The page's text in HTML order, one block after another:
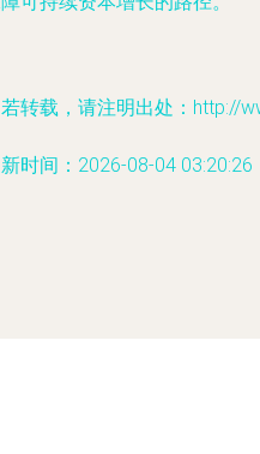
转载，请注明出处：http://
时间：2026-08-04 03:20:26